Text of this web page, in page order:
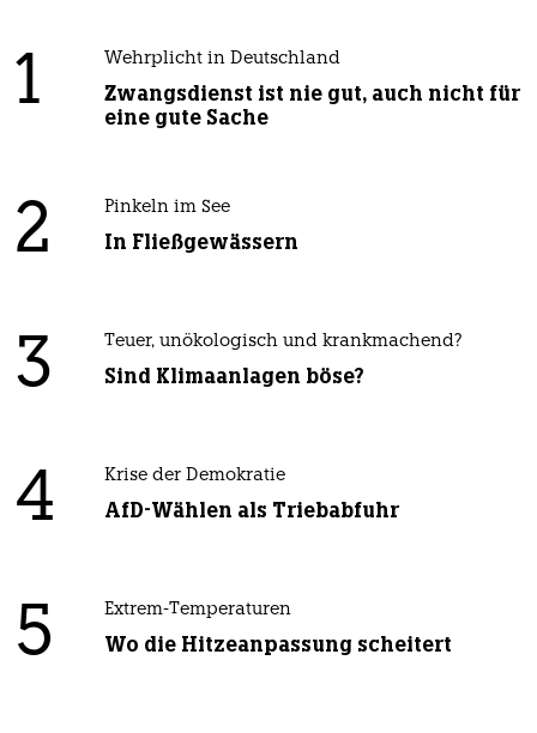
1 Wehrplicht in Deutschland
Zwangsdienst ist nie gut, auch nicht für
eine gute Sache
2 Pinkeln im See
In Fließgewässern
3 Teuer, unökologisch und krankmachend?
Sind Klimaanlagen böse?
4 Krise der Demokratie
AfD-Wählen als Triebabfuhr
5 Extrem-Temperaturen
Wo die Hitzeanpassung scheitert